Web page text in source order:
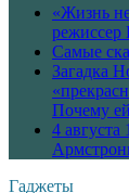
«Жизнь
режиссер
Самые
Загадка
Почему
4
Гаджеты